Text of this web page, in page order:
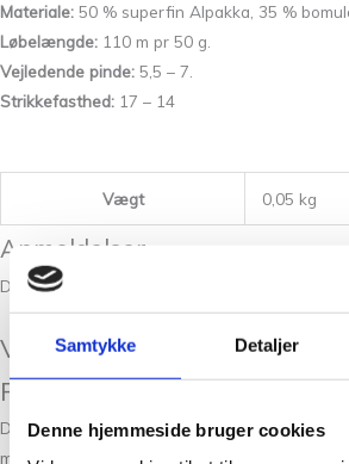
Samtykke Detaljer
Denne hjemmeside bruger cookies
Materiale: 50 % superfin Alpakka, 35 %
Løbelængde: 110 m pr 50 g.
Vejledende pinde: 5,5 – 7.
Strikkefasthed: 17 – 14
Vægt 0,05 kg
Anmeldelser
Der er endnu ikke nogle anmeldelser.
Vær den første til at anmelde
Poppy Chocolate Chip
Din e-mailadresse vil ikke blive publiceret.
med *